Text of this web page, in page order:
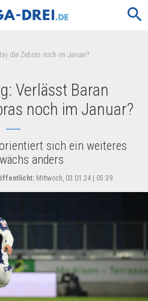
search
die Zebras noch im Januar?
Verlässt Baran
noch im Januar?
sich ein weiteres
anders
Mittwoch, 03.01.24 | 05:39